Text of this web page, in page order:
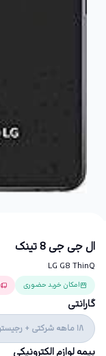
ال جی جی 8 تینک
LG G8 ThinQ
امکان خرید حضوری
گارانتی
18 ماهه شرکتی + رجیستری
بیمه لوازم الکترونیکی